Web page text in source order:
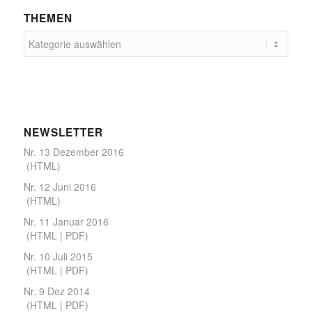
THEMEN
NEWS­LETTER
Nr. 13 Dezember 2016
(HTML )
Nr. 12 Juni 2016
(HTML )
Nr. 11 Januar 2016
(HTML | PDF)
Nr. 10 Juli 2015
(HTML | PDF)
Nr. 9 Dez 2014
(HTML | PDF)